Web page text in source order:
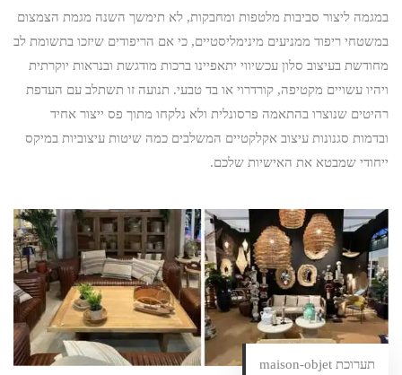
במגמה ליצור סביבות מלטפות ומחבקות, לא תימשך השנה מגמת הצמצום
במשטחי ריפוד ממניעים מינימליסטיים, כי אם הריפודים שיזכו בתשומת לב
מחודשת בעיצוב סלון עכשיווי יתאפיינו ברכות מודגשת ובנראות יוקרתית
ויהיו עשויים מקטיפה, קורדרוי או בד טבעי. תנועה זו תשתלב עם העדפת
רהיטים שנוצרו בהתאמה פרסונלית ולא נלקחו מתוך פס ייצור אחיד
ובדמות סגנונות עיצוב אקלקטיים המשלבים כמה שיטות עיצוביות במיקס
ייחודי שמבטא את האישיות שלכם.
תערוכת maison-objet